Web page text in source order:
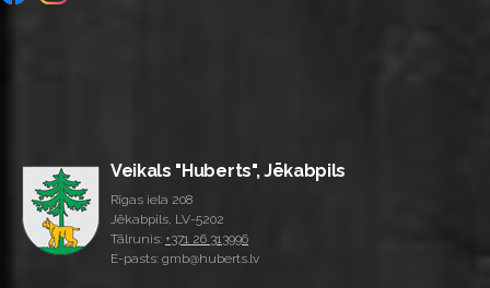
Veikals "Huberts", Jēkabpils
Rīgas iela 208
Jēkabpils, LV-5202
Tālrunis: +371 26 313996
E-pasts: gmb@huberts.lv